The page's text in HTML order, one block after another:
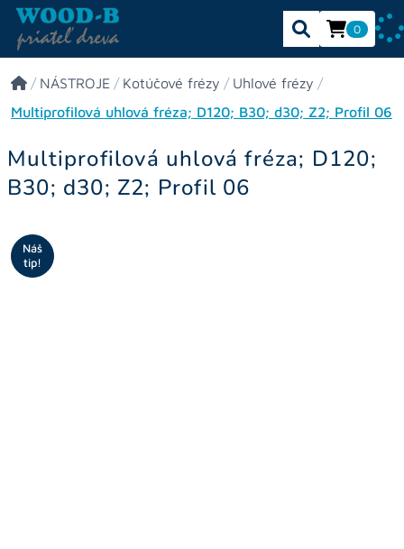
0
/ NÁSTROJE / Kotúčové frézy / Uhlové frézy /
Multiprofilová uhlová fréza; D120; B30; d30; Z2; Profil 06
Multiprofilová uhlová fréza; D120;
B30; d30; Z2; Profil 06
Náš
tip!